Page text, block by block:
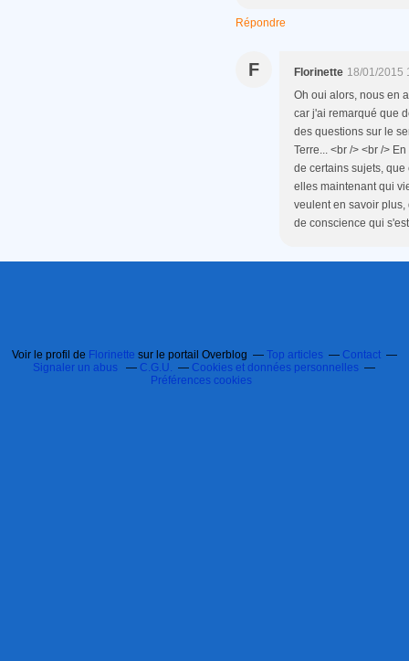
Répondre
F Florinette 18/01/2015
Oh oui alors, nous en
car j'ai remarqué que
des questions sur le
Terre... <br /> <br />
de certains sujets,
elles maintenant qui
veulent en savoir
de conscience qui
Voir le profil de Florinette sur le portail Overblog Top articles
Contact
Signaler un abus
C.G.U.
Cookies et données personnelles
Préférences cookies